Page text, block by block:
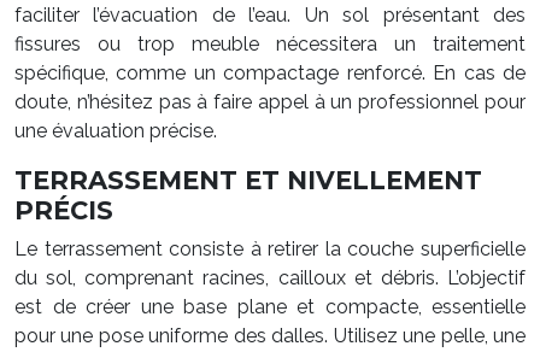
faciliter l’évacuation de l’eau. Un sol présentant des
fissures ou trop meuble nécessitera un traitement
spécifique, comme un compactage renforcé. En cas de
doute, n’hésitez pas à faire appel à un professionnel pour
une évaluation précise.
TERRASSEMENT ET NIVELLEMENT
PRÉCIS
Le terrassement consiste à retirer la couche superficielle
du sol, comprenant racines, cailloux et débris. L’objectif
est de créer une base plane et compacte, essentielle
pour une pose uniforme des dalles. Utilisez une pelle, une